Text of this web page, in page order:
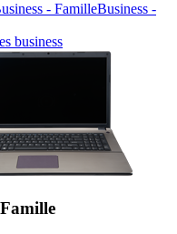
Business -
business